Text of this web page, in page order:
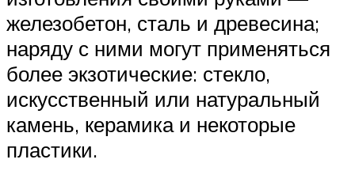
железобетон, сталь и древесина;
наряду с ними могут применяться
более экзотические: стекло,
искусственный или натуральный
камень, керамика и некоторые
пластики.